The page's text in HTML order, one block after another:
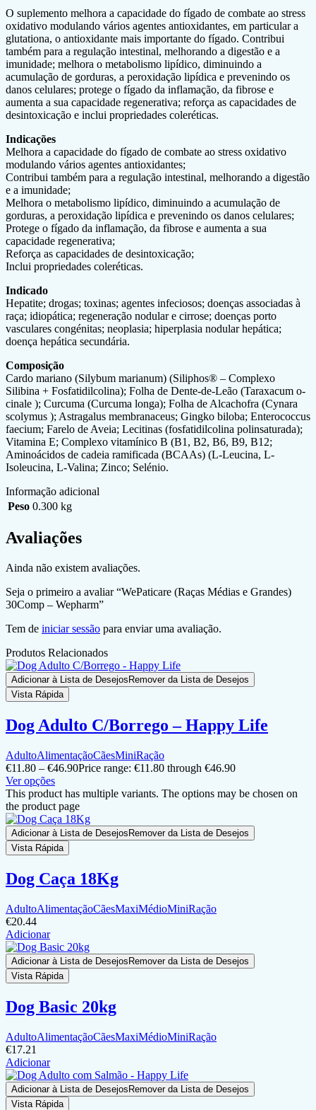
O suplemento melhora a capacidade do fígado de combate ao stress
oxidativo modulando vários agentes antioxidantes, em particular a
glutationa, o antioxidante mais importante do fígado. Contribui
também para a regulação intestinal, melhorando a digestão e a
imunidade; melhora o metabolismo lipídico, diminuindo a
acumulação de gorduras, a peroxidação lipídica e prevenindo os
danos celulares; protege o fígado da inflamação, da fi­brose e
aumenta a sua capacidade regenerativa; reforça as capacidades de
desintoxicação e inclui propriedades coleréticas.
Indicações
Melhora a capacidade do fígado de combate ao stress oxidativo
modulando vários agentes antioxidantes;
Contribui também para a regulação intestinal, melhorando a digestão
e a imunidade;
Melhora o metabolismo lipídico, diminuindo a acumulação de
gorduras, a peroxidação lipídica e prevenindo os danos celulares;
Protege o fígado da inflamação, da ­fibrose e aumenta a sua
capacidade regenerativa;
Reforça as capacidades de desintoxicação;
Inclui propriedades coleréticas.
Indicado
Hepatite; drogas; toxinas; agentes infeciosos; doenças associadas à
raça; idiopática; regeneração nodular e cirrose; doenças porto
vasculares congénitas; neoplasia; hiperplasia nodular hepática;
doença hepática secundária.
Composição
Cardo mariano (Silybum marianum) (Siliphos® – Complexo
Silibina + Fosfatidilcolina); Folha de Dente-de-Leão (Taraxacum o­
cinale ); Curcuma (Curcuma longa); Folha de Alcachofra (Cynara
scolymus ); Astragalus membranaceus; Gingko biloba; Enterococcus
faecium; Farelo de Aveia; Lecitinas (fosfatidilcolina polinsaturada);
Vitamina E; Complexo vitamínico B (B1, B2, B6, B9, B12;
Aminoácidos de cadeia ramificada (BCAAs) (L-Leucina, L-
Isoleucina, L-Valina; Zinco; Selénio.
Informação adicional
Peso 0.300 kg
Avaliações
Ainda não existem avaliações.
Seja o primeiro a avaliar “WePaticare (Raças Médias e Grandes)
30Comp – Wepharm”
Tem de iniciar sessão para enviar uma avaliação.
Produtos Relacionados
Adicionar à Lista de Desejos Remover da Lista de Desejos
Vista Rápida
Dog Adulto C/Borrego – Happy Life
AdultoAlimentaçãoCãesMiniRação
€11.80 – €46.90Price range: €11.80 through €46.90
Ver opções
This product has multiple variants. The options may be chosen on
the product page
Adicionar à Lista de Desejos Remover da Lista de Desejos
Vista Rápida
Dog Caça 18Kg
AdultoAlimentaçãoCãesMaxiMédioMiniRação
€20.44
Adicionar
Adicionar à Lista de Desejos Remover da Lista de Desejos
Vista Rápida
Dog Basic 20kg
AdultoAlimentaçãoCãesMaxiMédioMiniRação
€17.21
Adicionar
Adicionar à Lista de Desejos Remover da Lista de Desejos
Vista Rápida